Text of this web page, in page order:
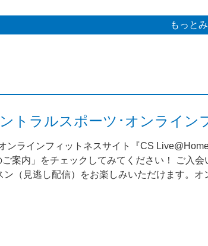
もっと
トラルスポーツ･オンライン
ンラインフィットネスサイト『CS
案内」をチェックしてみてください！ ご入
（見逃し配信）をお楽しみいただけます。